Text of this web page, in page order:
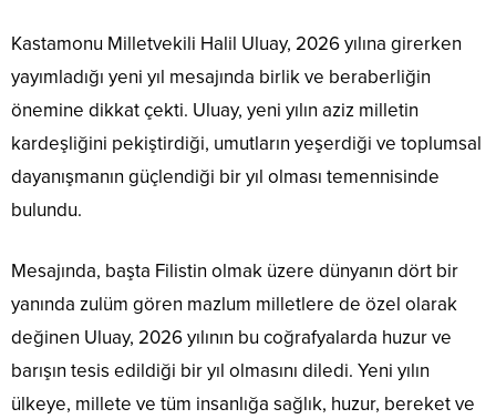
Kastamonu Milletvekili Halil Uluay, 2026 yılına girerken
yayımladığı yeni yıl mesajında birlik ve beraberliğin
önemine dikkat çekti. Uluay, yeni yılın aziz milletin
kardeşliğini pekiştirdiği, umutların yeşerdiği ve toplumsal
dayanışmanın güçlendiği bir yıl olması temennisinde
bulundu.
Mesajında, başta Filistin olmak üzere dünyanın dört bir
yanında zulüm gören mazlum milletlere de özel olarak
değinen Uluay, 2026 yılının bu coğrafyalarda huzur ve
barışın tesis edildiği bir yıl olmasını diledi. Yeni yılın
ülkeye, millete ve tüm insanlığa sağlık, huzur, bereket ve